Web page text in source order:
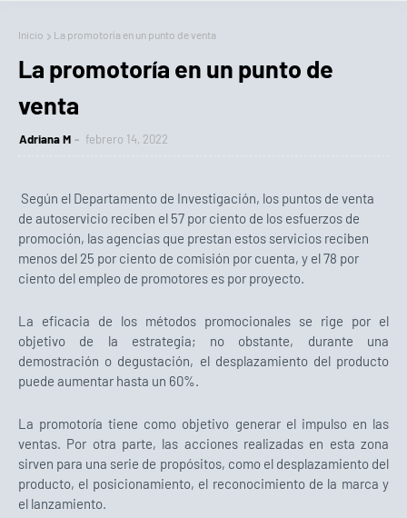
Inicio La promotoría en un punto de venta
La promotoría en un punto de
venta
Adriana M febrero 14, 2022
Según el Departamento de Investigación, los puntos de venta
de autoservicio reciben el 57 por ciento de los esfuerzos de
promoción, las agencias que prestan estos servicios reciben
menos del 25 por ciento de comisión por cuenta, y el 78 por
ciento del empleo de promotores es por proyecto.
La eficacia de los métodos promocionales se rige por el
objetivo de la estrategia; no obstante, durante una
demostración o degustación, el desplazamiento del producto
puede aumentar hasta un 60%.
La promotoría tiene como objetivo generar el impulso en las
ventas. Por otra parte, las acciones realizadas en esta zona
sirven para una serie de propósitos, como el desplazamiento del
producto, el posicionamiento, el reconocimiento de la marca y
el lanzamiento.